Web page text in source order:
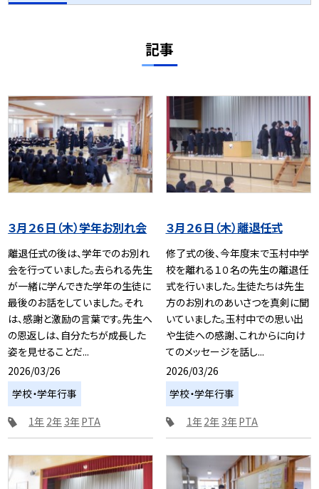
記事
３月２６日（木）学年お別れ会
離退任式の後は、学年でのお別れ
会を行っていました。去られる先生
が一緒に学んできた学年の生徒に
最後のお話をしていました。それ
は、感謝と激励の言葉です。先生へ
の恩返しは、自分たちが成長した
姿を見せることだ...
2026/03/26
学校・学年行事
1年 2年 3年PTA
３月２６日（木）離退任式
修了式の後、今年度末で玉村中学
校を離れる１０名の先生の離退任
式を行いました。生徒たちは先生
方のお別れのあいさつを真剣に聞
いていました。玉村中での思い出
や生徒への感謝、これからに向け
てのメッセージを話し...
2026/03/26
学校・学年行事
1年2年 3年PTA